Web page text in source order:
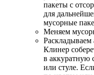
пакеты с
для
мусорные
Меняем
Раскладываем
Клинер
в аккуратную
или стуле.